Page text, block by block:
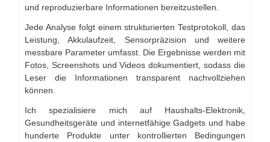
und reproduzierbare Informationen bereitzustellen.
Jede Analyse folgt einem strukturierten Testprotokoll, das
Leistung, Akkulaufzeit, Sensorpräzision und weitere
messbare Parameter umfasst. Die Ergebnisse werden mit
Fotos, Screenshots und Videos dokumentiert, sodass die
Leser die Informationen transparent nachvollziehen
können.
Ich spezialisiere mich auf Haushalts-Elektronik,
Gesundheitsgeräte und internetfähige Gadgets und habe
hunderte Produkte unter kontrollierten Bedingungen